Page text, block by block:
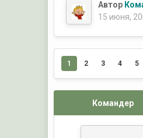
Автор
15 июня,
1 2 3 4 5
Командер